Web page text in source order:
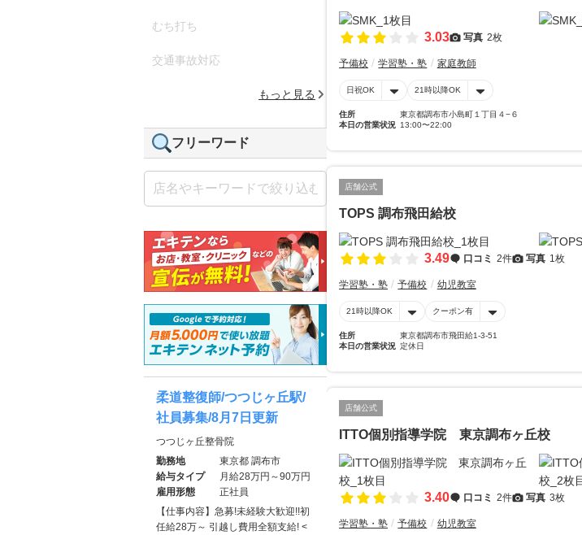
3.03 写真 2枚
予備校 学習塾・塾 家庭教師
日祝OK 21時以降OK
住所
東京都調布市小島町１丁目４−６
本日の営業状況 13:00〜22:00
店舗公式
TOPS 調布飛田給校
3.49 口コミ 2件 写真 1枚
学習塾・塾 予備校 幼児教室
21時以降OK クーポン有
住所
東京都調布市飛田給1-3-51
本日の営業状況 定休日
店舗公式
ITTO個別指導学院 東京調布ヶ丘校
3.40 口コミ 2件 写真 3枚
学習塾・塾 予備校 幼児教室
むち打ち
交通事故対応
もっと見る
フリーワード
柔道整復師/つつじヶ丘駅/
社員募集/8月7日更新
つつじヶ丘整骨院
勤務地
東京都 調布市
給与タイプ
月給28万円～90万円
雇用形態
正社員
【仕事内容】急募!未経験大歓迎!!初
任給28万～ 引越し費用全額支給! <